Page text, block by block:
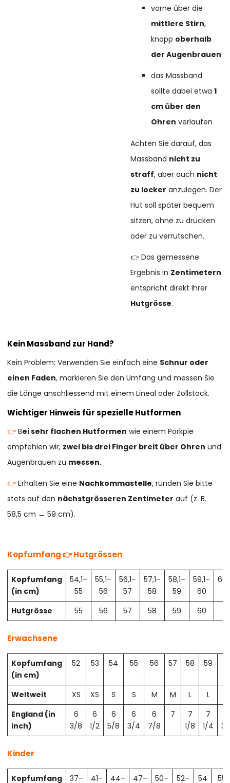
vorne über die
mittlere Stirn,
knapp oberhalb
der Augenbrauen
das Massband
sollte dabei etwa1
cm über den
Ohren verlaufen
Achten Sie darauf, das
Massband nicht zu
straff, aber auch nicht
zu locker anzulegen. Der
Hut soll später bequem
sitzen, ohne zu drücken
oder zu verrutschen.
👉 Das gemessene
Ergebnis in Zentimetern
entspricht direkt Ihrer
Hutgrösse.
Kein Massband zur Hand?
Kein Problem: Verwenden Sie einfach eine Schnur oder
einen Faden, markieren Sie den Umfang und messen Sie
die Länge anschliessend mit einem Lineal oder Zollstock.
Wichtiger Hinweis für spezielle Hutformen
👉Bei sehr flachen Hutformen wie einem Porkpie
empfehlen wir, zwei bis drei Finger breit über Ohren und
Augenbrauen zu messen.
👉Erhalten Sie eine Nachkommastelle, runden Sie bitte
stets auf den nächstgrösseren Zentimeter auf (z. B.
58,5 cm → 59 cm).
Kopfumfang 👉 Hutgrössen
Kopfumfang
(in cm)
54,1–
55
55,1–
56
56,1–
57
57,1–
58
58,1–
59
59,1–
60
Hutgrösse
55 56 57 58 59 60
Erwachsene
Kopfumfang
(in cm)
52 53 54 55 56 57 58 59
Weltweit XS XS S S M M L L
England (in
inch)
6
3/8
6
1/2
6
5/8
6
3/4
6
7/8
7
7
1/8
7
1/4
Kinder
Kopfumfang
37–
41–
44–
47–
50–
52–
54 55